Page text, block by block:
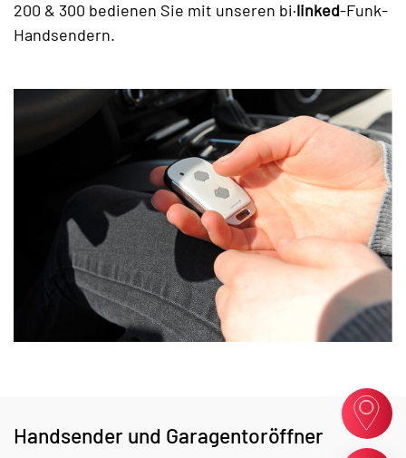
200 & 300 bedienen Sie mit unseren bi·linked-Funk-
Handsendern.
Handsender und Garagentoröffner